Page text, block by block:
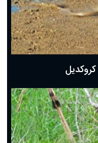
کروکدیل